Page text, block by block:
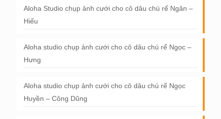
Aloha Studio chụp ảnh cưới cho cô dâu chú rể Ngân –
Hiếu
Aloha studio chụp ảnh cưới cho cô dâu chú rể Ngọc –
Hưng
Aloha studio chụp ảnh cưới cho cô dâu chú rể Ngọc
Huyền – Công Dũng